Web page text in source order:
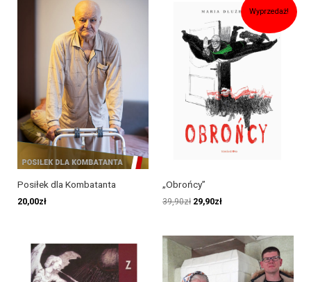
Posiłek dla Kombatanta
20,00zł
Wyprzedaż!
„Obrońcy”
39,90zł
cena
wynosiła:
39,90zł.
29,90zł
cena
wynosi:
29,90zł.